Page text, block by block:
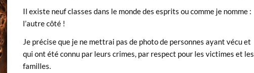
Il existe neuf classes dans le monde des esprits ou comme je nomme :
l’autre côté !
Je précise que je ne mettrai pas de photo de personnes ayant vécu et
qui ont été connu par leurs crimes, par respect pour les victimes et les
familles.